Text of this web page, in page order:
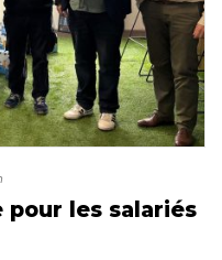
pour les salariés